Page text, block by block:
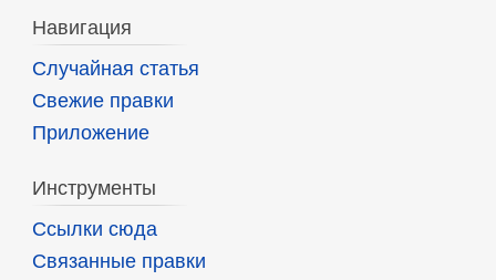
Навигация
Случайная статья
Свежие правки
Приложение
Инструменты
Ссылки сюда
Связанные правки